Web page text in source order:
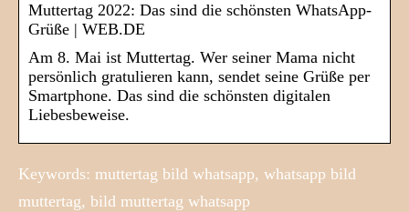
Muttertag 2022: Das sind die schönsten WhatsApp-
Grüße | WEB.DE
Am 8. Mai ist Muttertag. Wer seiner Mama nicht
persönlich gratulieren kann, sendet seine Grüße per
Smartphone. Das sind die schönsten digitalen
Liebesbeweise.
Keywords: muttertag bild whatsapp, whatsapp bild
muttertag, bild muttertag whatsapp